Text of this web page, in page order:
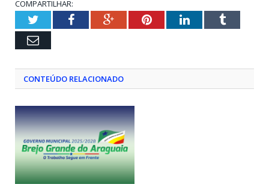
COMPARTILHAR:
TwitterFacebookGoogle+PinterestLinkedInTumblr
Email
CONTEÚDO RELACIONADO